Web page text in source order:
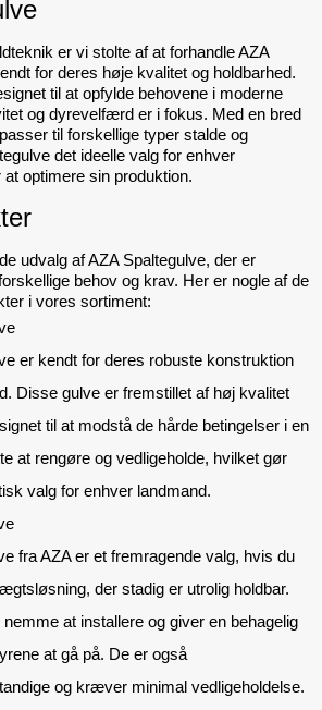
er vi stolte af at forhandle AZA
for deres høje kvalitet og holdbarhed.
til at opfylde behovene i moderne
og dyrevelfærd er i fokus. Med en bred
til forskellige typer stalde og
det ideelle valg for enhver
optimere sin produktion.
udvalg af AZA Spaltegulve, der er
behov og krav. Her er nogle af de
i vores sortiment:
er kendt for deres robuste konstruktion
Disse gulve er fremstillet af høj kvalitet
til at modstå de hårde betingelser i en
at rengøre og vedligeholde, hvilket gør
valg for enhver landmand.
fra AZA er et fremragende valg, hvis du
der stadig er utrolig holdbar.
at installere og giver en behagelig
at gå på. De er også
og kræver minimal vedligeholdelse.